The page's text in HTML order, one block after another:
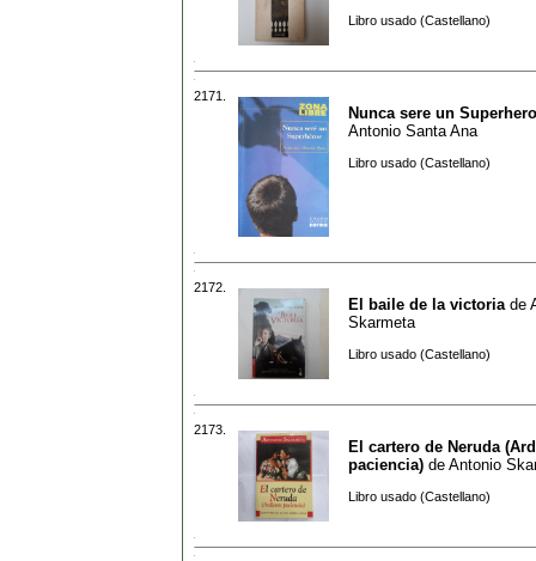
Libro usado (Castellano)
2171.
Nunca sere un
Antonio Santa Ana
Libro usado (Castellano)
2172.
El baile de la victoria de
Skarmeta
Libro usado (Castellano)
2173.
El cartero de Neruda
paciencia) de Antonio
Libro usado (Castellano)